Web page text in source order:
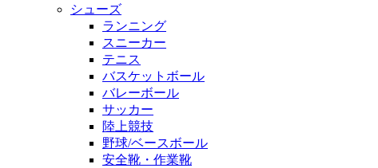
シューズ
ランニング
スニーカー
テニス
バスケットボール
バレーボール
サッカー
陸上競技
野球/ベースボール
安全靴・作業靴